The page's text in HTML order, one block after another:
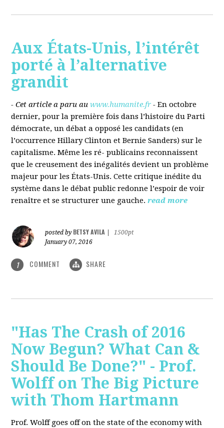
Aux États-Unis, l’intérêt
porté à l’alternative
grandit
- Cet article a paru au www.humanite.fr - En octobre
dernier, pour la première fois dans l’histoire du Parti
démocrate, un débat a opposé les candidats (en
l’occurrence Hillary Clinton et Bernie Sanders) sur le
capitalisme. Même les ré- publicains reconnaissent
que le creusement des inégalités devient un problème
majeur pour les États-Unis. Cette critique inédite du
système dans le débat public redonne l’espoir de voir
renaître et se structurer une gauche. read more
posted by BETSY AVILA
1500pt
January 07, 2016
1 COMMENT SHARE
"Has The Crash of 2016
Now Begun? What Can &
Should Be Done?" - Prof.
Wolff on The Big Picture
with Thom Hartmann
Prof. Wolff goes off on the state of the economy with